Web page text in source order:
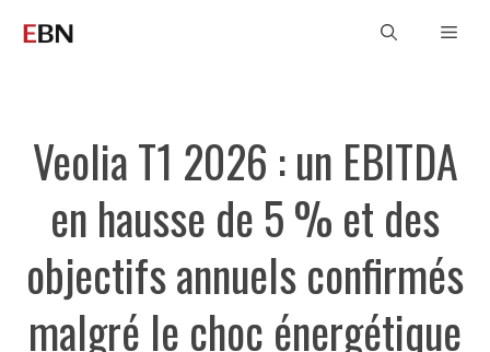
Veolia T1 2026 : un EBITDA
en hausse de 5 % et des
objectifs annuels confirmés
malgré le choc énergétique